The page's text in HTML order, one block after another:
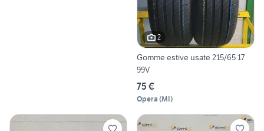
2
Gomme estive usate 215/65 17
99V
75 €
Opera (MI)